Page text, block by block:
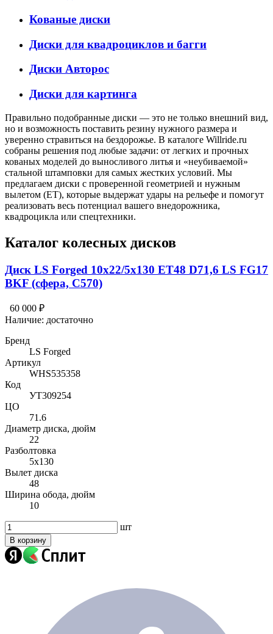
Кованые диски
Диски для квадроциклов и багги
Диски Авторос
Диски для картинга
Правильно подобранные диски — это не только внешний вид,
но и возможность поставить резину нужного размера и
уверенно стравиться на бездорожье. В каталоге Willride.ru
собраны решения под любые задачи: от легких и прочных
кованых моделей до выносливого литья и «неубиваемой»
стальной штамповки для самых жестких условий. Мы
предлагаем диски с проверенной геометрией и нужным
вылетом (ET), которые выдержат удары на рельефе и помогут
реализовать весь потенциал вашего внедорожника,
квадроцикла или спецтехники.
Каталог колесных дисков
Диск LS Forged 10x22/5x130 ET48 D71,6 LS FG17
BKF (сфера, C570)
60 000 ₽
Наличие: достаточно
Бренд
LS Forged
Артикул
WHS535358
Код
УТ309254
ЦО
71.6
Диаметр диска, дюйм
22
Разболтовка
5x130
Вылет диска
48
Ширина обода, дюйм
10
шт
В корзину